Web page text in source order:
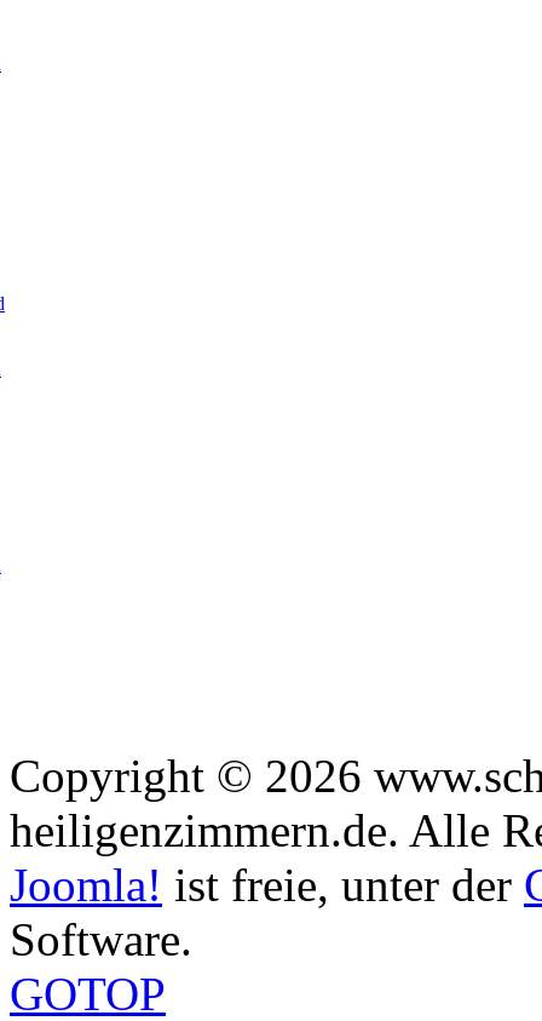
Copyright © 2026
heiligenzimmern.de. Alle
Joomla! ist freie, unter der
Software.
GOTOP